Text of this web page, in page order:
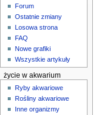
Forum
Ostatnie zmiany
Losowa strona
FAQ
Nowe grafiki
Wszystkie artykuły
życie w akwarium
Ryby akwariowe
Rośliny akwariowe
Inne organizmy